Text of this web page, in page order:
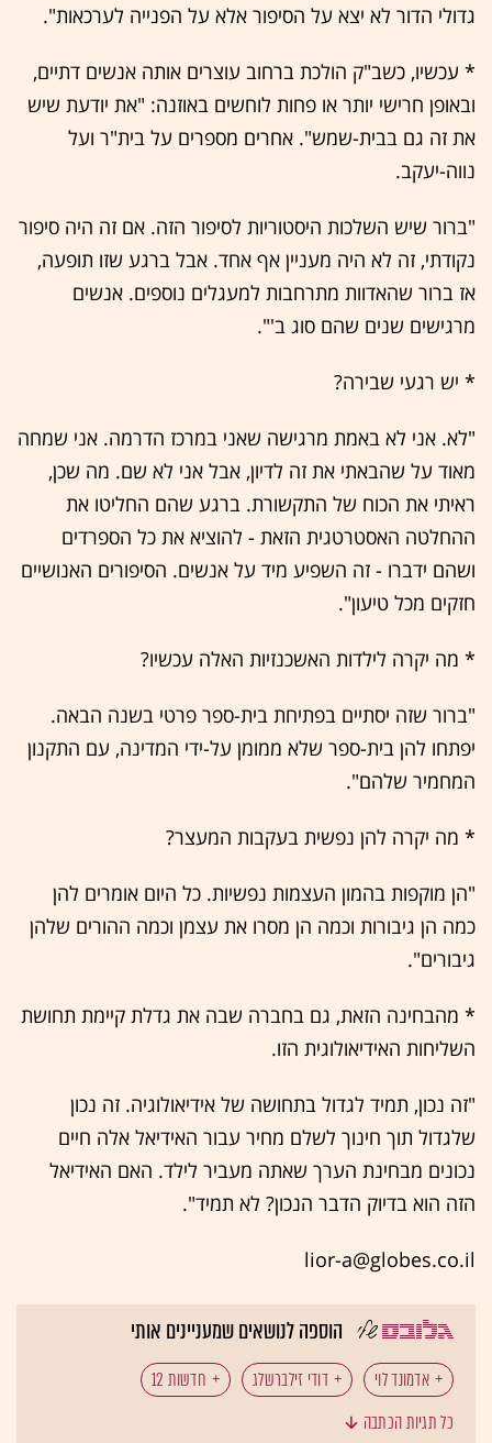
גדולי הדור לא יצא על הסיפור אלא על הפנייה לערכאות".
* עכשיו, כשב"ק הולכת ברחוב עוצרים אותה אנשים דתיים,
ובאופן חרישי יותר או פחות לוחשים באוזנה: "את יודעת שיש
את זה גם בבית-שמש". אחרים מספרים על בית"ר ועל
נווה-יעקב.
"ברור שיש השלכות היסטוריות לסיפור הזה. אם זה היה סיפור
נקודתי, זה לא היה מעניין אף אחד. אבל ברגע שזו תופעה,
אז ברור שהאדוות מתרחבות למעגלים נוספים. אנשים
מרגישים שנים שהם סוג ב'".
* יש רגעי שבירה?
"לא. אני לא באמת מרגישה שאני במרכז הדרמה. אני שמחה
מאוד על שהבאתי את זה לדיון, אבל אני לא שם. מה שכן,
ראיתי את הכוח של התקשורת. ברגע שהם החליטו את
ההחלטה האסטרטגית הזאת - להוציא את כל הספרדים
ושהם ידברו - זה השפיע מיד על אנשים. הסיפורים האנושיים
חזקים מכל טיעון".
* מה יקרה לילדות האשכנזיות האלה עכשיו?
"ברור שזה יסתיים בפתיחת בית-ספר פרטי בשנה הבאה.
יפתחו להן בית-ספר שלא ממומן על-ידי המדינה, עם התקנון
המחמיר שלהם".
* מה יקרה להן נפשית בעקבות המעצר?
"הן מוקפות בהמון העצמות נפשיות. כל היום אומרים להן
כמה הן גיבורות וכמה הן מסרו את עצמן וכמה ההורים שלהן
גיבורים".
* מהבחינה הזאת, גם בחברה שבה את גדלת קיימת תחושת
השליחות האידיאולוגית הזו.
"זה נכון, תמיד לגדול בתחושה של אידיאולוגיה. זה נכון
שלגדול תוך חינוך לשלם מחיר עבור האידיאל אלה חיים
נכונים מבחינת הערך שאתה מעביר לילד. האם האידיאל
הזה הוא בדיוק הדבר הנכון? לא תמיד".
lior-a@globes.co.il
הוספה לנושאים שמעניינים אותי
אדמונד לוי דודי זילברשלג חדשות 12
החברה החרדית
כל תגיות הכתבה